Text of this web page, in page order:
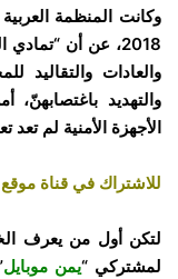
وكانت المنظمة
2018، عن أن
والعادات والتقاليد
والتهديد
الأجهزة الأمنية لم
للاشتراك في قناة موقع
لتكن أول من يعرف
لمشتركي “يمن موبايل